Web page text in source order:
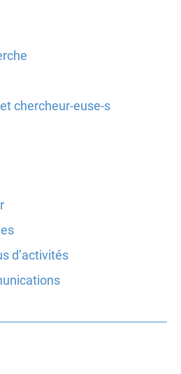
chercheur-euse-s
d’activités